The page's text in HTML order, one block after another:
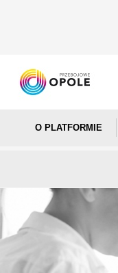
O PLATFORMIE